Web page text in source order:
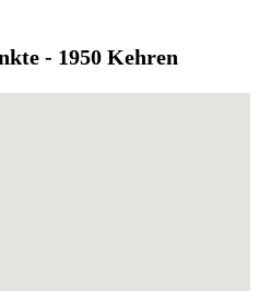
- 1950 Kehren